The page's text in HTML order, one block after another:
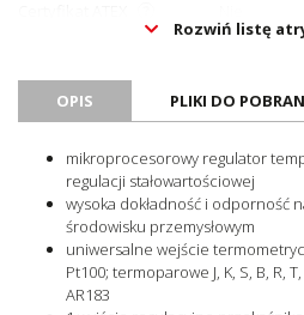
Jednostka sprzedażowa
Rozwiń listę
OPIS PLIKI DO
mikroprocesorowy regulator
regulacji stałowartościowej
wysoka dokładność i odporność
środowisku przemysłowym
uniwersalne wejście
Pt100; termoparowe J, K, S, B, R,
AR183